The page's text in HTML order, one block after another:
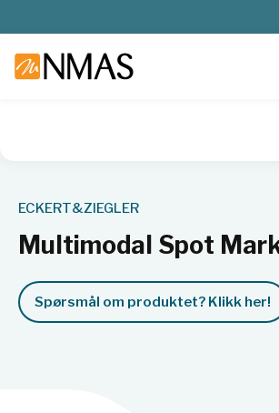
Nukleær,
ECKERT&ZIEGLER
Multimodal Spot
Spørsmål om produktet? Klikk her!